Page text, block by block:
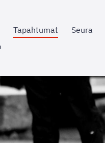
Tapahtumat Seura